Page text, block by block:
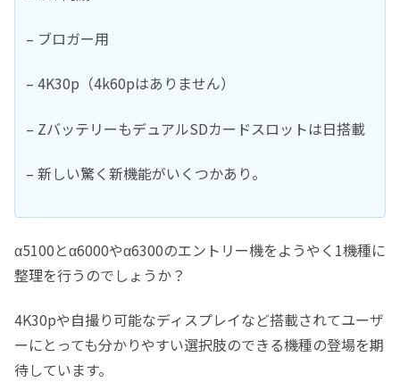
– ブロガー用
– 4K30p（4k60pはありません）
– ZバッテリーもデュアルSDカードスロットは日搭載
– 新しい驚く新機能がいくつかあり。
α5100とα6000やα6300のエントリー機をようやく1機種に
整理を行うのでしょうか？
4K30pや自撮り可能なディスプレイなど搭載されてユーザ
ーにとっても分かりやすい選択肢のできる機種の登場を期
待しています。